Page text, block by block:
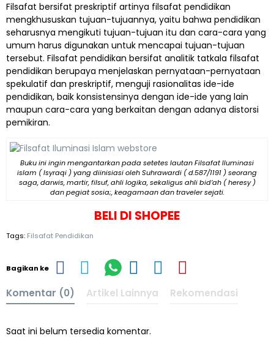
Filsafat bersifat preskriptif artinya filsafat pendidikan
mengkhususkan tujuan-tujuannya, yaitu bahwa pendidikan
seharusnya mengikuti tujuan-tujuan itu dan cara-cara yang
umum harus digunakan untuk mencapai tujuan-tujuan
tersebut. Filsafat pendidikan bersifat analitik tatkala filsafat
pendidikan berupaya menjelaskan pernyataan-pernyataan
spekulatif dan preskriptif, menguji rasionalitas ide-ide
pendidikan, baik konsistensinya dengan ide-ide yang lain
maupun cara-cara yang berkaitan dengan adanya distorsi
pemikiran.
Buku ini ingin mengantarkan pada setetes lautan Filsafat Iluminasi
islam ( Isyraqi ) yang diinisiasi oleh Suhrawardi ( d.587/1191 ) seorang
saga, darwis, martir, filsuf, ahli logika, sekaligus ahli bid’ah ( heresy )
dan pegiat sosia;, keagamaan dan traveler sejati.
BELI DI SHOPEE
Tags: Filsafat Pendidikan
Bagikan ke
Komentar (0) Artikel Lainnya Rekomendasi
Saat ini belum tersedia komentar.